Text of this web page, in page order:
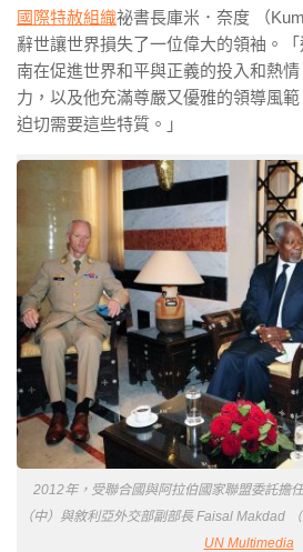
國際特赦組織祕書長庫米．奈度 （
辭世讓世界損失了一位偉大的領袖。
南在促進世界和平與正義的投入和熱
力，以及他充滿尊嚴又優雅的領導風
迫切需要這些特質。」
2012年，受聯合國與阿拉伯國家聯盟委託擔
（中）與敘利亞外交部副部長 Faisal Makdad
UN Multimedia